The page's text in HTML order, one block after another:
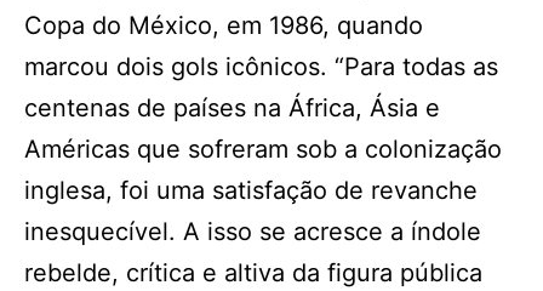
Copa do México, em 1986, quando
marcou dois gols icônicos. “Para todas as
centenas de países na África, Ásia e
Américas que sofreram sob a colonização
inglesa, foi uma satisfação de revanche
inesquecível. A isso se acresce a índole
rebelde, crítica e altiva da figura pública